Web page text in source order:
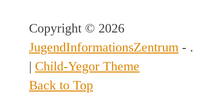
Copyright © 2026
JugendInformationsZentrum - .
| Child-Yegor Theme
Back to Top